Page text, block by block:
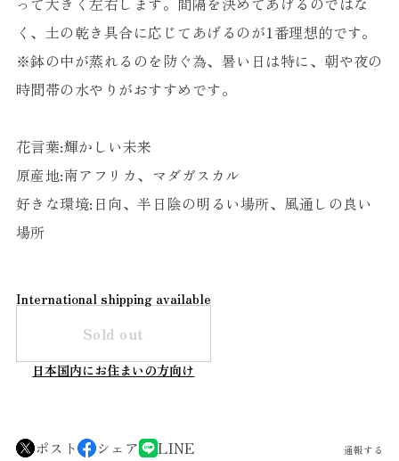
く、土の乾き具合に応じてあげるのが1番理想的です。
※鉢の中が蒸れるのを防ぐ為、暑い日は特に、朝や夜の
時間帯の水やりがおすすめです。
花言葉:輝かしい未来
原産地:南アフリカ、マダガスカル
好きな環境:日向、半日陰の明るい場所、風通しの良い
場所
International shipping available
Sold out
日本国内にお住まいの方向け
ポスト シェア LINE 通報する